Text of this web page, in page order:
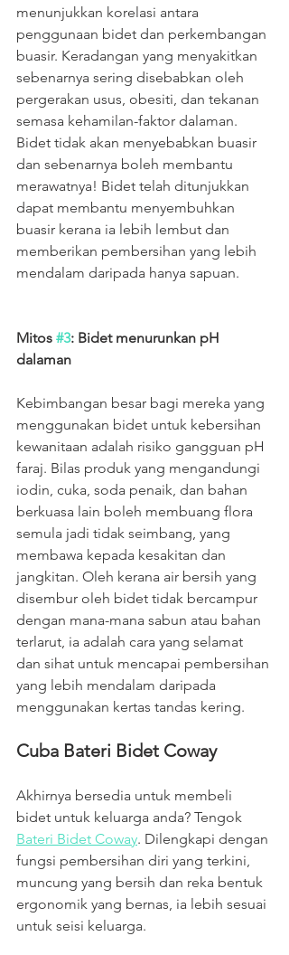
menunjukkan korelasi antara
penggunaan bidet dan perkembangan
buasir. Keradangan yang menyakitkan
sebenarnya sering disebabkan oleh
pergerakan usus, obesiti, dan tekanan
semasa kehamilan-faktor dalaman.
Bidet tidak akan menyebabkan buasir
dan sebenarnya boleh membantu
merawatnya! Bidet telah ditunjukkan
dapat membantu menyembuhkan
buasir kerana ia lebih lembut dan
memberikan pembersihan yang lebih
mendalam daripada hanya sapuan.
Mitos #3: Bidet menurunkan pH
dalaman
Kebimbangan besar bagi mereka yang
menggunakan bidet untuk kebersihan
kewanitaan adalah risiko gangguan pH
faraj. Bilas produk yang mengandungi
iodin, cuka, soda penaik, dan bahan
berkuasa lain boleh membuang flora
semula jadi tidak seimbang, yang
membawa kepada kesakitan dan
jangkitan. Oleh kerana air bersih yang
disembur oleh bidet tidak bercampur
dengan mana-mana sabun atau bahan
terlarut, ia adalah cara yang selamat
dan sihat untuk mencapai pembersihan
yang lebih mendalam daripada
menggunakan kertas tandas kering.
Cuba Bateri Bidet Coway
Akhirnya bersedia untuk membeli
bidet untuk keluarga anda? Tengok
Bateri Bidet Coway. Dilengkapi dengan
fungsi pembersihan diri yang terkini,
muncung yang bersih dan reka bentuk
ergonomik yang bernas, ia lebih sesuai
untuk seisi keluarga.